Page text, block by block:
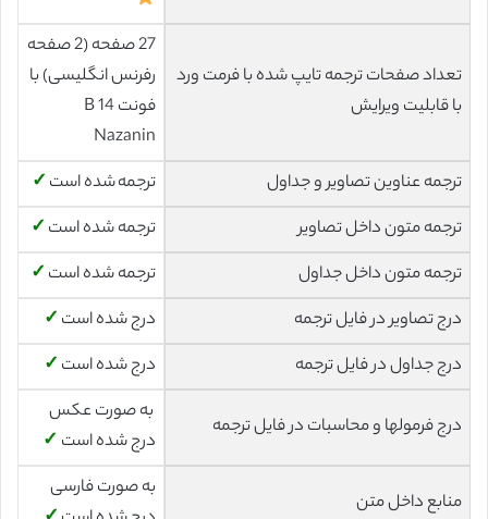
تعداد صفحات ترجمه تایپ شده با فرمت ورد
با قابلیت ویرایش
27 صفحه (2 صفحه
رفرنس انگلیسی) با
فونت 14 B
Nazanin
ترجمه عناوین تصاویر و جداول
ترجمه شده است ✓
ترجمه متون داخل تصاویر
ترجمه شده است ✓
ترجمه متون داخل جداول
ترجمه شده است ✓
درج تصاویر در فایل ترجمه
درج شده است ✓
درج جداول در فایل ترجمه
درج شده است ✓
درج فرمولها و محاسبات در فایل ترجمه
به صورت عکس
درج شده است ✓
منابع داخل متن
به صورت فارسی